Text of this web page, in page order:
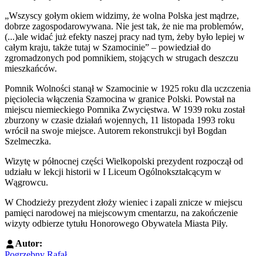
„Wszyscy gołym okiem widzimy, że wolna Polska jest mądrze,
dobrze zagospodarowywana. Nie jest tak, że nie ma problemów,
(...)ale widać już efekty naszej pracy nad tym, żeby było lepiej w
całym kraju, także tutaj w Szamocinie” – powiedział do
zgromadzonych pod pomnikiem, stojących w strugach deszczu
mieszkańców.
Pomnik Wolności stanął w Szamocinie w 1925 roku dla uczczenia
pięciolecia włączenia Szamocina w granice Polski. Powstał na
miejscu niemieckiego Pomnika Zwycięstwa. W 1939 roku został
zburzony w czasie działań wojennych, 11 listopada 1993 roku
wrócił na swoje miejsce. Autorem rekonstrukcji był Bogdan
Szelmeczka.
Wizytę w północnej części Wielkopolski prezydent rozpoczął od
udziału w lekcji historii w I Liceum Ogólnokształcącym w
Wągrowcu.
W Chodzieży prezydent złoży wieniec i zapali znicze w miejscu
pamięci narodowej na miejscowym cmentarzu, na zakończenie
wizyty odbierze tytułu Honorowego Obywatela Miasta Piły.
Autor: